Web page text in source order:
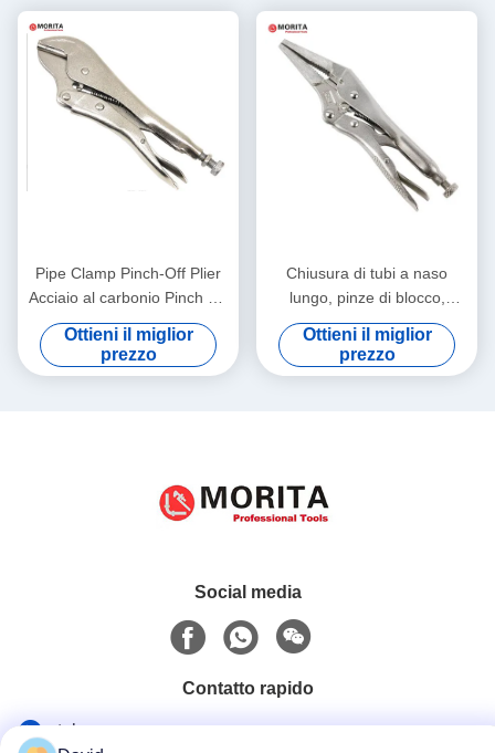
Pipe Clamp Pinch-Off Plier
Acciaio al carbonio Pinch Off
Rame e altri condotti senza
perdite e rapidamente 7 ",
10"
Ottieni il miglior
prezzo
Chiusura di tubi a naso
lungo, pinze di blocco,
acciaio cromo vanadio 5", 6",
9", una presa sicura in aree
strette e difficili da
Ottieni il miglior
prezzo
Social media
Contatto rapido
tel